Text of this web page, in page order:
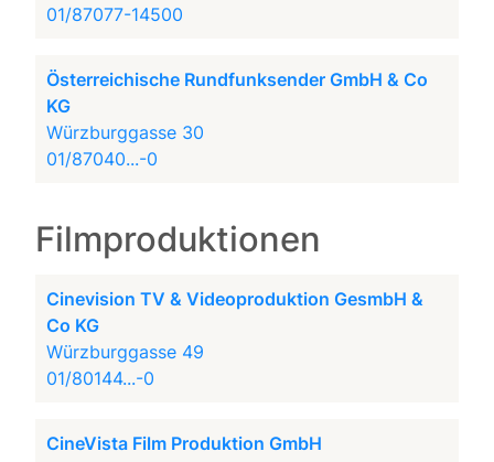
01/87077-14500
Österreichische Rundfunksender GmbH & Co
KG
Würzburggasse 30
01/87040...-0
Filmproduktionen
Cinevision TV & Videoproduktion GesmbH &
Co KG
Würzburggasse 49
01/80144...-0
CineVista Film Produktion GmbH